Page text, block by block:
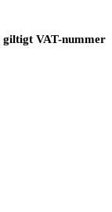
giltigt VAT-nummer